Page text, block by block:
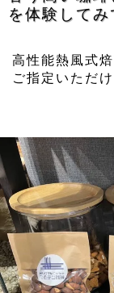
を体験して
高性能熱風式
ご指定いただ